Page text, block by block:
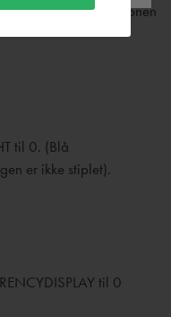
beste driverversjonen
til 0. (Blå
er ikke stiplet).
til 0